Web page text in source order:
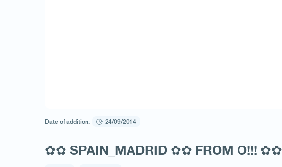
Date of addition: 24/09/2014
✿✿ SPAIN_MADRID ✿✿ FROM O!!! ✿✿